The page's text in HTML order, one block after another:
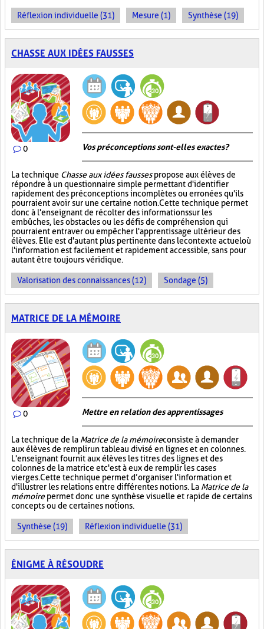
Réflexion individuelle (31) Mesure (1) Synthèse (19)
CHASSE AUX IDÉES FAUSSES
0 Vos préconceptions sont-elles exactes ?
La technique Chasse aux idées faussespropose aux élèves de
répondre à un questionnaire simple permettant d'identifier
rapidement des préconceptions incomplètes ou erronées qu'ils
pourraient avoir sur une certaine notion. Cette technique permet
donc à l'enseignant de récolter des informations sur les
embûches, les obstacles ou les défis de compréhension qui
pourraient entraver ou empêcher l'apprentissage ultérieur des
élèves. Elle est d'autant plus pertinente dans le contexte actuel où
l'information est facilement et rapidement accessible, sans pour
autant être toujours véridique.
Valorisation des connaissances (12) Sondage (5)
MATRICE DE LA MÉMOIRE
0 Mettre en relation des apprentissages
La technique de la Matrice de la mémoireconsiste à demander
aux élèves de remplir un tableau divisé en lignes et en colonnes.
L'enseignant fournit aux élèves les titres des lignes et des
colonnes de la matrice et c'est à eux de remplir les cases
vierges. Cette technique permet d’organiser l'information et
d'illustrer les relations entre différentes notions. La Matrice de la
mémoirepermet donc une synthèse visuelle et rapide de certains
concepts ou de certaines notions.
Synthèse (19) Réflexion individuelle (31)
ÉNIGME À RÉSOUDRE